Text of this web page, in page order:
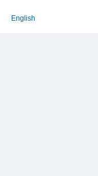
English